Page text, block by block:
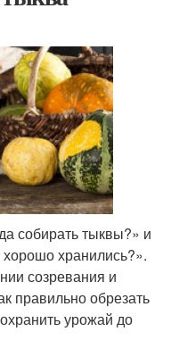
собирать тыквы?» и
хранились?».
созревания и
правильно обрезать
урожай до